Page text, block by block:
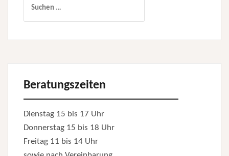
Beratungszeiten
Dienstag 15 bis 17 Uhr
Donnerstag 15 bis 18 Uhr
Freitag 11 bis 14 Uhr